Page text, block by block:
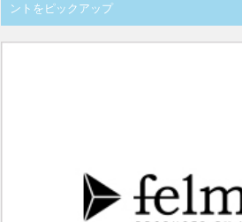
ントをピックアップ